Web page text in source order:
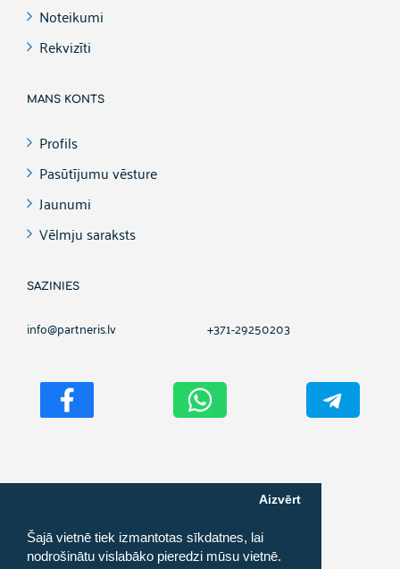
Šajā vietnē tiek izmantotas sīkdatnes, lai
nodrošinātu vislabāko pieredzi mūsu vietnē.
Aizvērt
Noteikumi
Rekvizīti
MANS KONTS
Profils
Pasūtījumu vēsture
Jaunumi
Vēlmju saraksts
SAZINIES
info@partneris.lv +371-29250203